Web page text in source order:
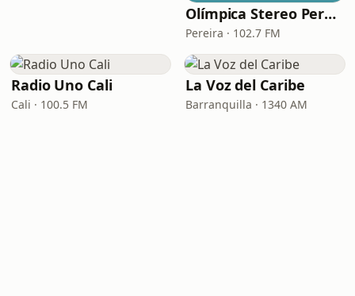
Olímpica Stereo Pereira
Pereira · 102.7 FM
Radio Uno Cali
Cali · 100.5 FM
La Voz del Caribe
Barranquilla · 1340 AM